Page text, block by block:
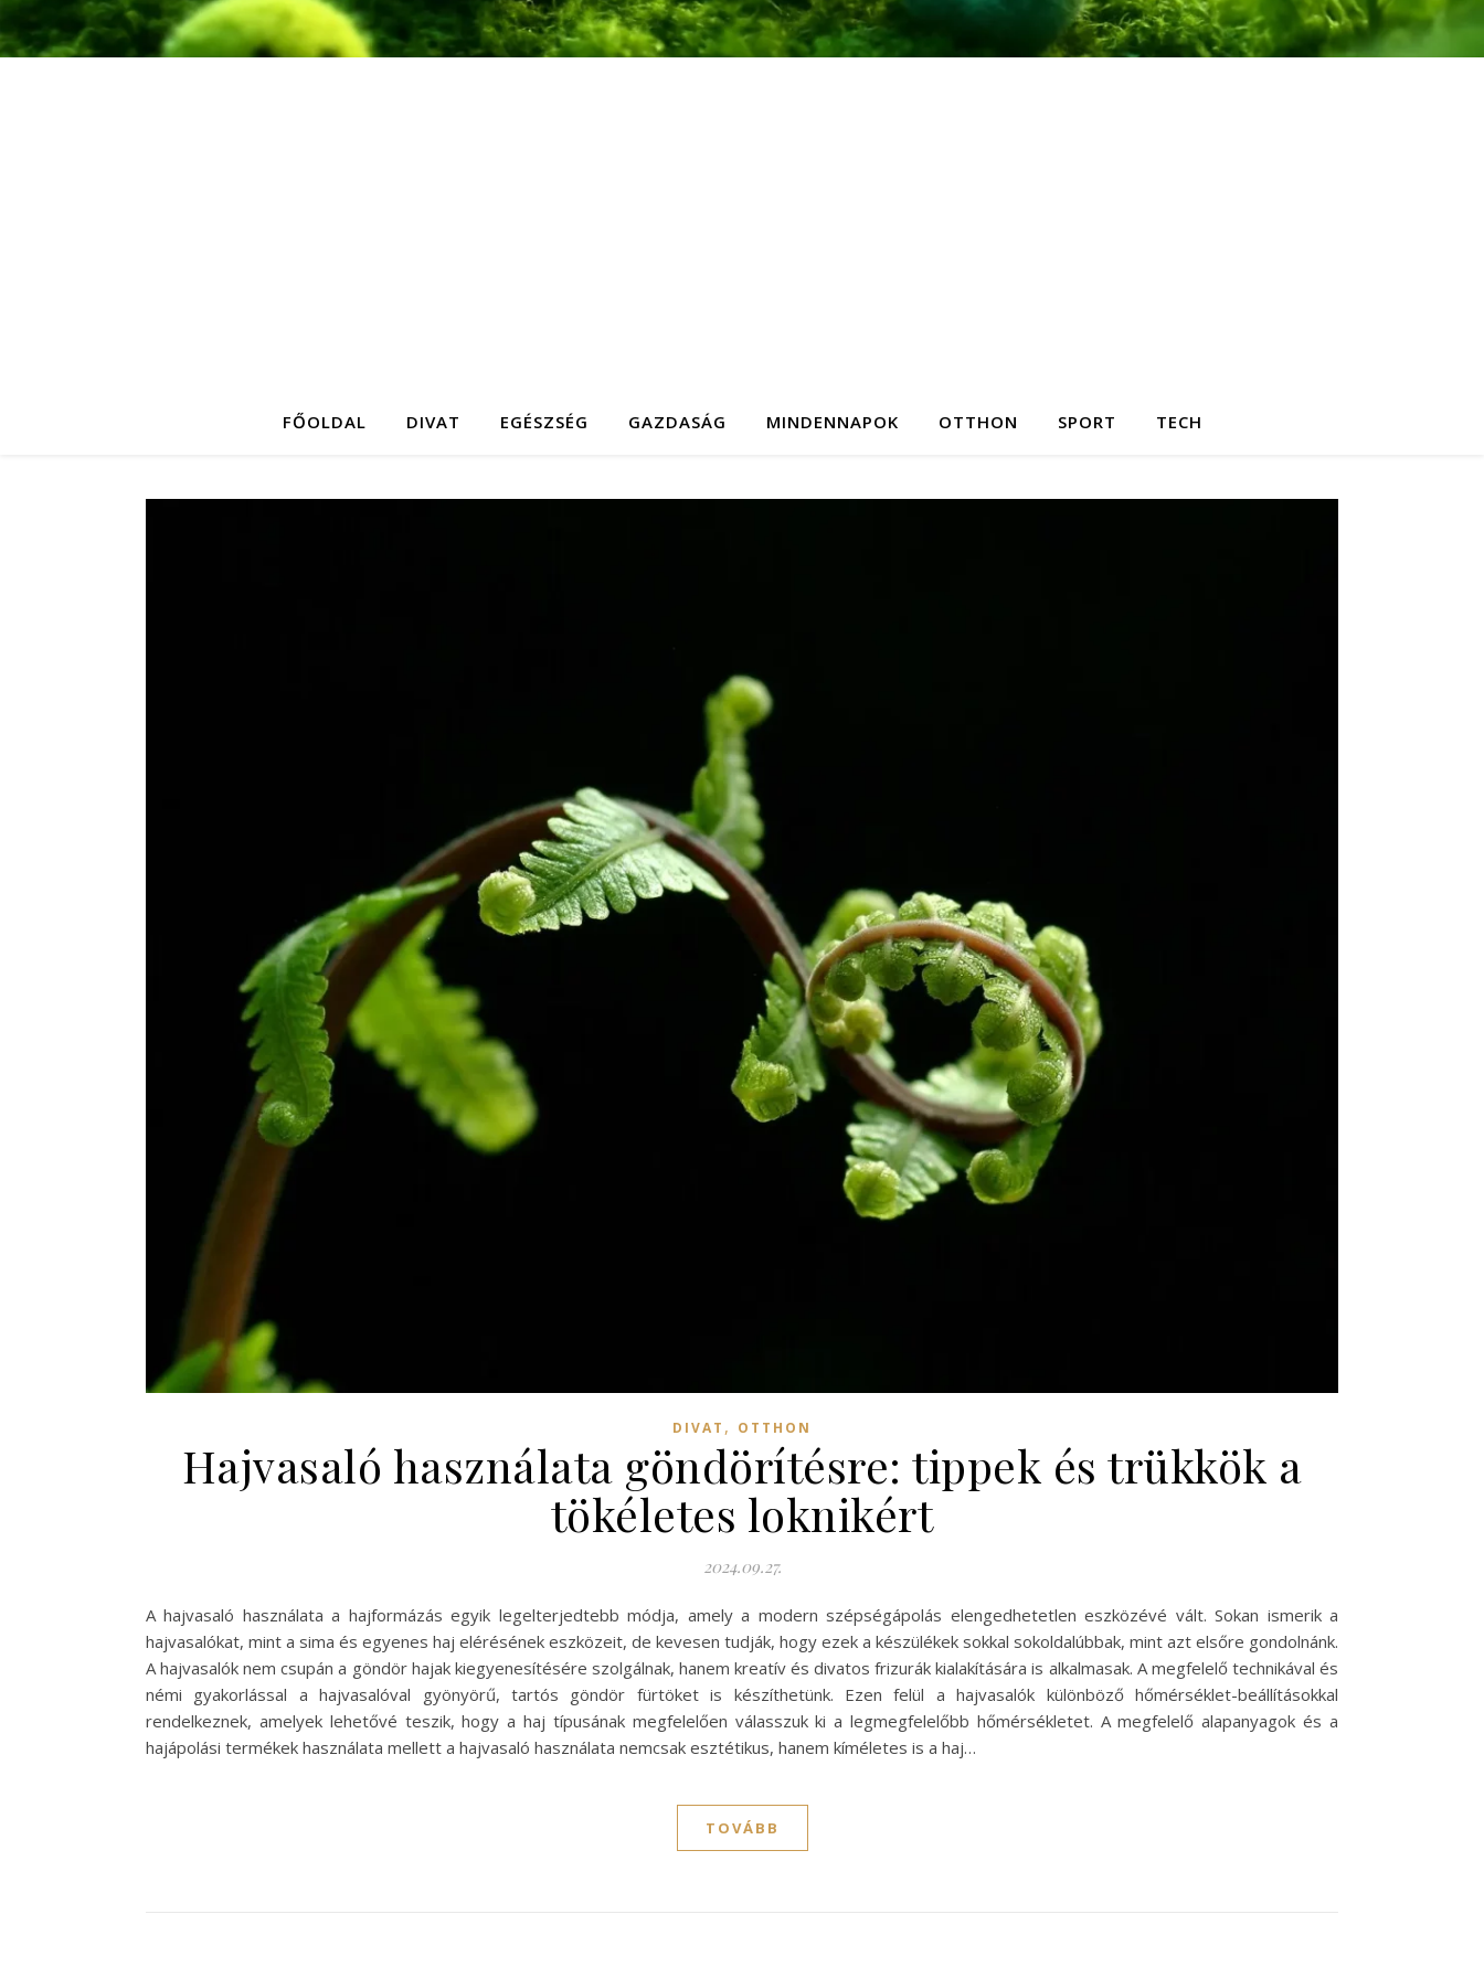
FŐOLDAL DIVAT EGÉSZSÉG GAZDASÁG MINDENNAPOK OTTHON SPORT TECH
DIVAT , OTTHON
Hajvasaló használata göndörítésre: tippek és trükkök a
tökéletes loknikért
2024.09.27.
A hajvasaló használata a hajformázás egyik legelterjedtebb módja, amely a modern szépségápolás elengedhetetlen eszközévé vált. Sokan ismerik a
hajvasalókat, mint a sima és egyenes haj elérésének eszközeit, de kevesen tudják, hogy ezek a készülékek sokkal sokoldalúbbak, mint azt elsőre gondolnánk.
A hajvasalók nem csupán a göndör hajak kiegyenesítésére szolgálnak, hanem kreatív és divatos frizurák kialakítására is alkalmasak. A megfelelő technikával és
némi gyakorlással a hajvasalóval gyönyörű, tartós göndör fürtöket is készíthetünk. Ezen felül a hajvasalók különböző hőmérséklet-beállításokkal
rendelkeznek, amelyek lehetővé teszik, hogy a haj típusának megfelelően válasszuk ki a legmegfelelőbb hőmérsékletet. A megfelelő alapanyagok és a
hajápolási termékek használata mellett a hajvasaló használata nemcsak esztétikus, hanem kíméletes is a haj…
TOVÁBB